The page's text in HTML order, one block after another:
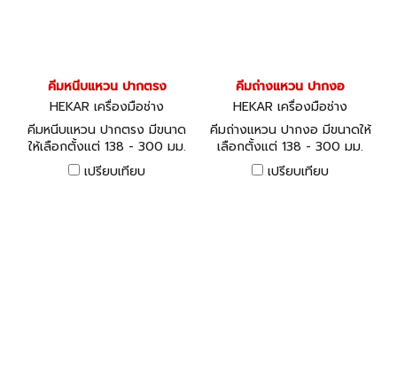
คีมหนีบแหวน ปากตรง
HEKAR เครื่องมือช่าง
คีมหนีบแหวน ปากตรง มีขนาด
ให้เลือกตั้งแต่ 138 - 300 มม.
เปรียบเทียบ
คีมถ่างแหวน ปากงอ
HEKAR เครื่องมือช่าง
คีมถ่างแหวน ปากงอ มีขนาดให้
เลือกตั้งแต่ 138 - 300 มม.
เปรียบเทียบ